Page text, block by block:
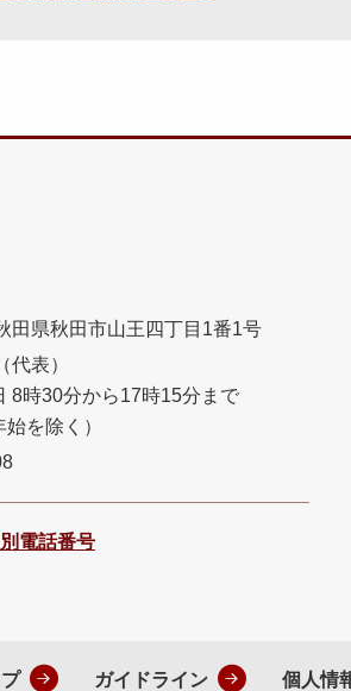
県秋田市山王四丁目1番1号
代表）
8時30分から17時15分まで
始を除く）
電話番号
ガイドライン 個人情